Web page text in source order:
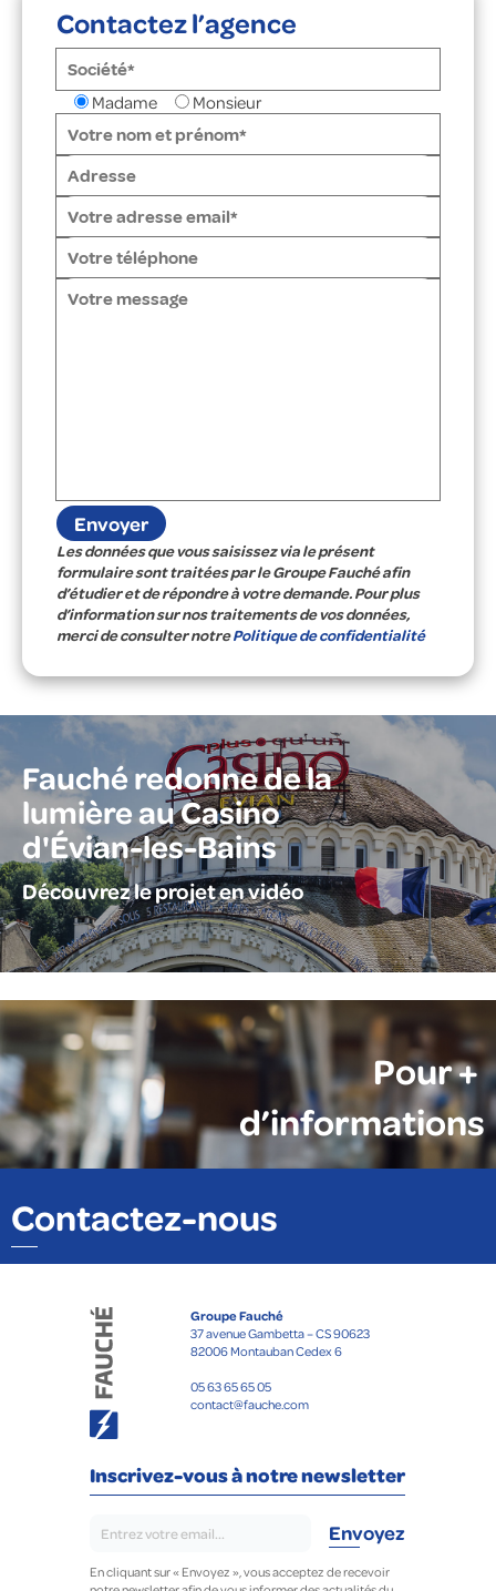
Contactez l’agence
Madame Monsieur
Les données que vous saisissez via le présent
formulaire sont traitées par le Groupe Fauché afin
d’étudier et de répondre à votre demande. Pour plus
d’information sur nos traitements de vos données,
merci de consulter notrePolitique de confidentialité
Fauché redonne de la
lumière au Casino
d'Évian-les-Bains
Découvrez le projet en vidéo
Pour +
d’informations
Contactez-nous
Groupe Fauché
37 avenue Gambetta – CS 90623
82006 Montauban Cedex 6
05 63 65 65 05
contact@fauche.com
Inscrivez-vous à notre newsletter
En cliquant sur « Envoyez », vous acceptez de recevoir